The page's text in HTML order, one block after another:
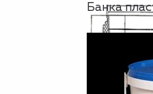
Банка